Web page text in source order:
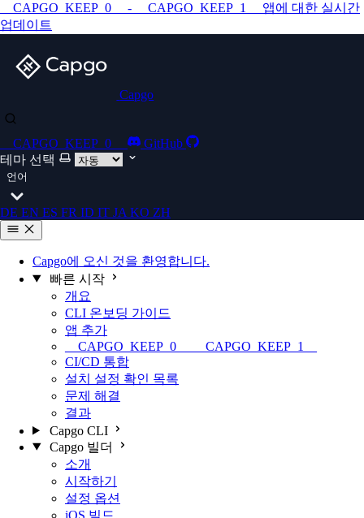
__CAPGO_KEEP_0__ - __CAPGO_KEEP_1__ 앱에 대한 실시간
업데이트
Capgo
__CAPGO_KEEP_0__
GitHub
테마 선택
언어
DE EN ES FR ID IT JA KO ZH
Capgo에 오신 것을 환영합니다.
빠른 시작
개요
CLI 온보딩 가이드
앱 추가
__CAPGO_KEEP_0__ __CAPGO_KEEP_1__
CI/CD 통합
설치 설정 확인 목록
문제 해결
결과
Capgo CLI
Capgo 빌더
소개
시작하기
설정 옵션
iOS 빌드